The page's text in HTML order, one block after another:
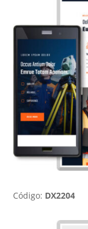
Código: DX2204